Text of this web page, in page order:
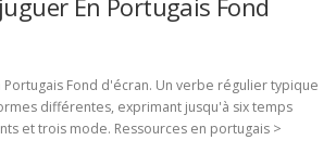
Portugais Fond d'écran. Un verbe régulier typique
différentes, exprimant jusqu'à six temps
et trois mode. Ressources en portugais >